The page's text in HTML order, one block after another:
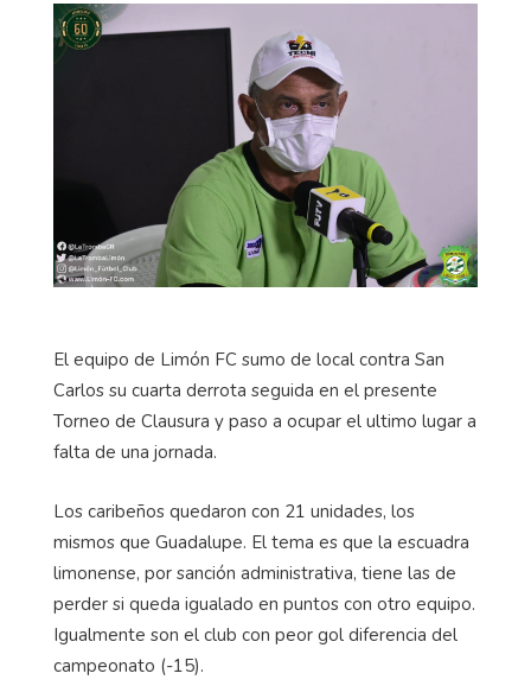
El equipo de Limón FC sumo de local contra San
Carlos su cuarta derrota seguida en el presente
Torneo de Clausura y paso a ocupar el ultimo lugar a
falta de una jornada.
Los caribeños quedaron con 21 unidades, los
mismos que Guadalupe. El tema es que la escuadra
limonense, por sanción administrativa, tiene las de
perder si queda igualado en puntos con otro equipo.
Igualmente son el club con peor gol diferencia del
campeonato (-15).